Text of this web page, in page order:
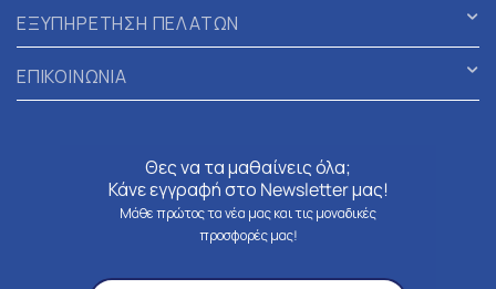
ΕΞΥΠΗΡΕΤΗΣΗ ΠΕΛΑΤΩΝ
ΕΠΙΚΟΙΝΩΝΙΑ
Θες να τα μαθαίνεις όλα;
Κάνε εγγραφή στο Newsletter μας!
Μάθε πρώτος τα νέα μας και τις μοναδικές
προσφορές μας!